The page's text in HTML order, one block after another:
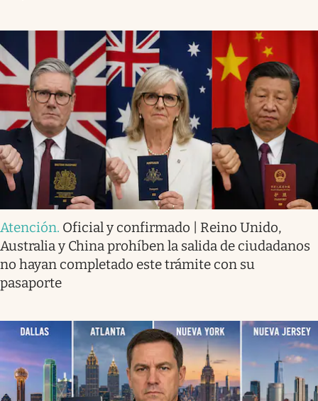
Atención. Oficial y confirmado | Reino Unido,
Australia y China prohíben la salida de ciudadanos
no hayan completado este trámite con su
pasaporte